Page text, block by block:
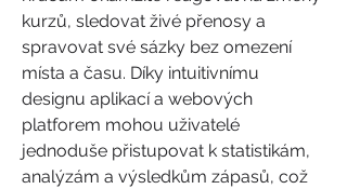
kurzů, sledovat živé přenosy a
spravovat své sázky bez omezení
místa a času. Díky intuitivnímu
designu aplikací a webových
platforem mohou uživatelé
jednoduše přistupovat k statistikám,
analýzám a výsledkům zápasů, což